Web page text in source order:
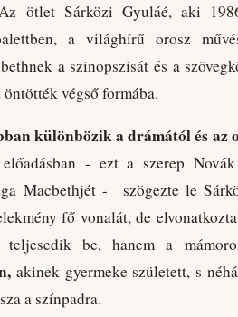
ötlet Sárközi Gyuláé, aki
a világhírű orosz
a szinopszisát és a
végső formába.
különbözik a drámától és az
- ezt a szerep
Macbethjét - szögezte le
fő vonalát, de
be, hanem a
akinek gyermeke született, s
a színpadra.